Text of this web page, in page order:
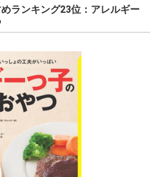
ランキング23位：アレルギー